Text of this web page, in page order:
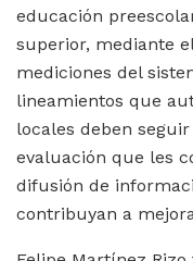
educación
superior, mediante
mediciones del
lineamientos que
locales deben
evaluación que les
difusión de
contribuyan a